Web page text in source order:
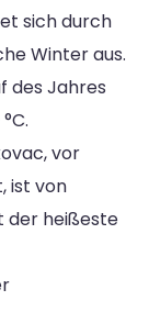
sich durch
Winter aus.
des Jahres
vor
ist von
der heißeste